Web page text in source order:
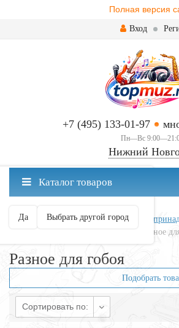
Полная версия
Вход
+7 (495) 133-01-97
Пн—Вс
Нижний
Нижний Новгород ваш город?
Да Выбрать другой город
Каталог товаров
Главная Духовые
Аксессуары и
Разное
Разное для гобоя
Подобрать
Сортировать по: